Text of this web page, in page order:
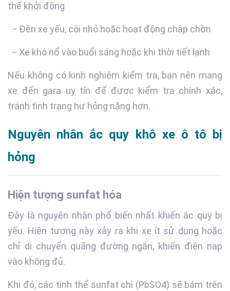
thể khởi động
− Đèn xe yếu, còi nhỏ hoặc hoạt động chập chờn
− Xe khó nổ vào buổi sáng hoặc khi thời tiết lạnh
Nếu không có kinh nghiệm kiểm tra, bạn nên mang
xe đến gara uy tín để được kiểm tra chính xác,
tránh tình trạng hư hỏng nặng hơn.
Nguyên nhân ắc quy khô xe ô tô bị
hỏng
Hiện tượng sunfat hóa
Đây là nguyên nhân phổ biến nhất khiến ắc quy bị
yếu. Hiện tượng này xảy ra khi xe ít sử dụng hoặc
chỉ di chuyển quãng đường ngắn, khiến điện nạp
vào không đủ.
Khi đó, các tinh thể sunfat chì (PbSO4) sẽ bám trên